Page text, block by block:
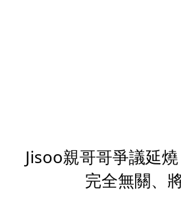
Jisoo親哥哥爭議延
完全無關、